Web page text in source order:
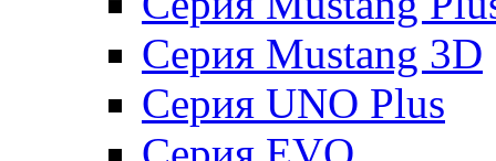
Серия Mustang 3D
Серия UNO Plus